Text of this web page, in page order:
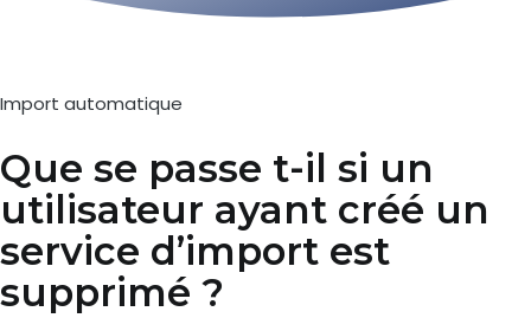
Import automatique
Que se passe t-il si un
utilisateur ayant créé un
service d’import est
supprimé ?